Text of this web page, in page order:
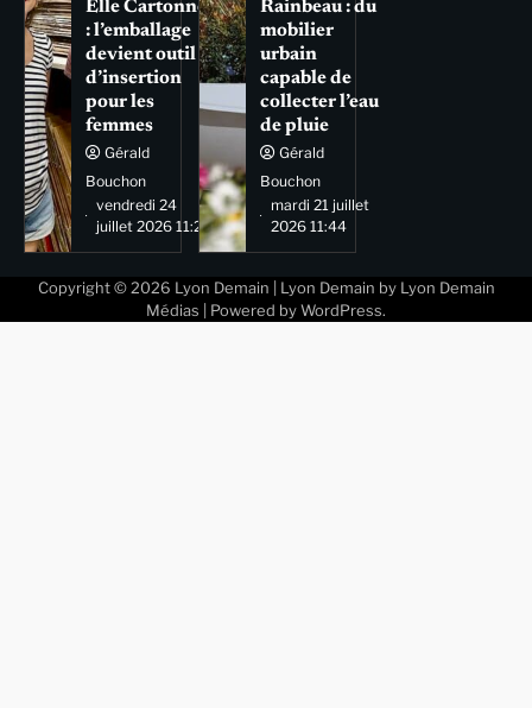
Elle Cartonne
: l’emballage
devient outil
d’insertion
pour les
femmes
Gérald
Bouchon
vendredi 24
juillet 2026 11:29
Rainbeau : du
mobilier
urbain
capable de
collecter l’eau
de pluie
Gérald
Bouchon
mardi 21 juillet
2026 11:44
Copyright © 2026 Lyon Demain | Lyon Demain by Lyon Demain
Médias | Powered by WordPress.